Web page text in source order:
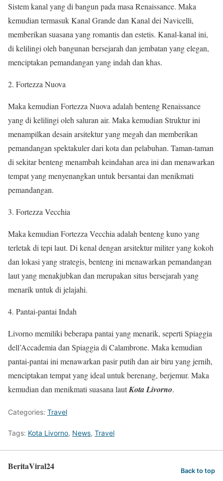
Sistem kanal yang di bangun pada masa Renaissance. Maka
kemudian termasuk Kanal Grande dan Kanal dei Navicelli,
memberikan suasana yang romantis dan estetis. Kanal-kanal ini,
di kelilingi oleh bangunan bersejarah dan jembatan yang elegan,
menciptakan pemandangan yang indah dan khas.
2. Fortezza Nuova
Maka kemudian Fortezza Nuova adalah benteng Renaissance
yang di kelilingi oleh saluran air. Maka kemudian Struktur ini
menampilkan desain arsitektur yang megah dan memberikan
pemandangan spektakuler dari kota dan pelabuhan. Taman-taman
di sekitar benteng menambah keindahan area ini dan menawarkan
tempat yang menyenangkan untuk bersantai dan menikmati
pemandangan.
3. Fortezza Vecchia
Maka kemudian Fortezza Vecchia adalah benteng kuno yang
terletak di tepi laut. Di kenal dengan arsitektur militer yang kokoh
dan lokasi yang strategis, benteng ini menawarkan pemandangan
laut yang menakjubkan dan merupakan situs bersejarah yang
menarik untuk di jelajahi.
4. Pantai-pantai Indah
Livorno memiliki beberapa pantai yang menarik, seperti Spiaggia
dell’Accademia dan Spiaggia di Calambrone. Maka kemudian
pantai-pantai ini menawarkan pasir putih dan air biru yang jernih,
menciptakan tempat yang ideal untuk berenang, berjemur. Maka
kemudian dan menikmati suasana lautKota Livorno.
Categories: Travel
Tags: Kota Livorno, News, Travel
BeritaViral24 Back to top